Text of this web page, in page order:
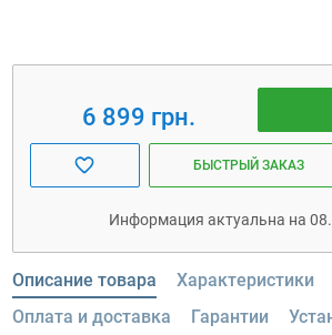
6 899 грн.
БЫСТРЫЙ ЗАКАЗ
Информация актуальна на
Описание товара Характеристики
Оплата и доставка
Гарантии